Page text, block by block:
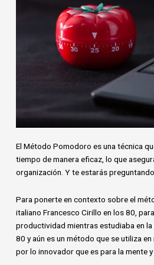
El Método Pomodoro es una técnica
tiempo de manera eficaz, lo que
organización. Y te estarás
Para ponerte en contexto sobre el
italiano Francesco Cirillo en los 80,
productividad mientras estudiaba en la
80 y aún es un método que se utiliza
por lo innovador que es para la mente y